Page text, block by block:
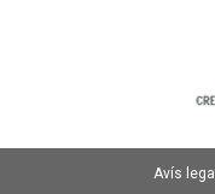
Avís legal